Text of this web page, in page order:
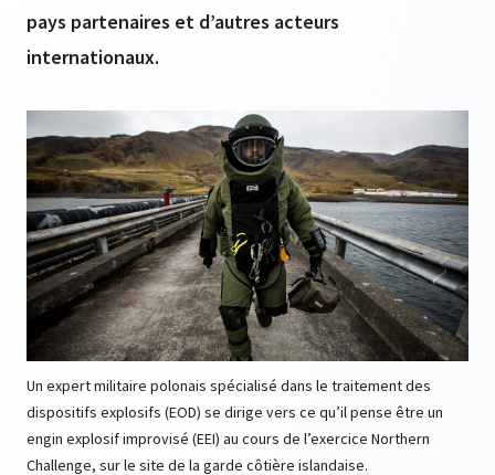
pays partenaires et d’autres acteurs
internationaux.
Un expert militaire polonais spécialisé dans le traitement des
dispositifs explosifs (EOD) se dirige vers ce qu’il pense être un
engin explosif improvisé (EEI) au cours de l’exercice Northern
Challenge, sur le site de la garde côtière islandaise.